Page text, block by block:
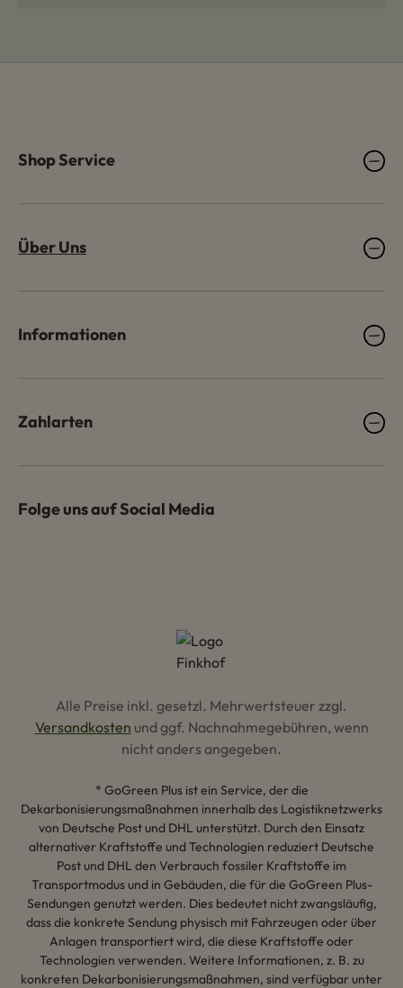
Shop Service
Über Uns
Informationen
Zahlarten
Folge uns auf Social Media
Alle Preise inkl. gesetzl. Mehrwertsteuer zzgl.
Versandkosten und ggf. Nachnahmegebühren, wenn
nicht anders angegeben.
* GoGreen Plus ist ein Service, der die
Dekarbonisierungsmaßnahmen innerhalb des Logistiknetzwerks
von Deutsche Post und DHL unterstützt. Durch den Einsatz
alternativer Kraftstoffe und Technologien reduziert Deutsche
Post und DHL den Verbrauch fossiler Kraftstoffe im
Transportmodus und in Gebäuden, die für die GoGreen Plus-
Sendungen genutzt werden. Dies bedeutet nicht zwangsläufig,
dass die konkrete Sendung physisch mit Fahrzeugen oder über
Anlagen transportiert wird, die diese Kraftstoffe oder
Technologien verwenden. Weitere Informationen, z. B. zu
konkreten Dekarbonisierungsmaßnahmen, sind verfügbar unter